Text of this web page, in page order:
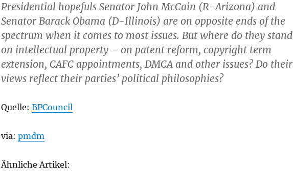
Presidential hopefuls Senator John McCain (R-Arizona) and
Senator Barack Obama (D-Illinois) are on opposite ends of the
spectrum when it comes to most issues. But where do they stand
on intellectual property – on patent reform, copyright term
extension, CAFC appointments, DMCA and other issues? Do their
views reflect their parties’ political philosophies?
Quelle: BPCouncil
via: pmdm
Ähnliche Artikel: